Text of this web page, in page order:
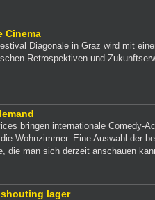
Cinema
Diagonale in Graz wird mit
Retrospektiven und
bringen internationale Comedy-
Wohnzimmer. Eine Auswahl der
die man sich derzeit anschauen
lager